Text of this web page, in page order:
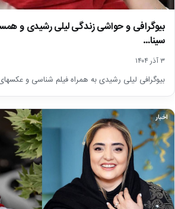
بیوگرافی و حواشی زندگی لیلی رشیدی و
سینا…
۳ آذر ۱۴۰۴
بیوگرافی لیلی رشیدی به همراه فیلم شناسی و
اخبار